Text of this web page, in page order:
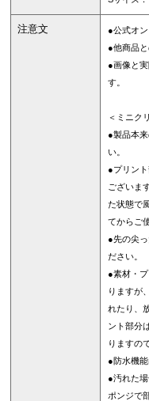
注意文
●公式オ
●他商品と
●画像と
す。
＜ミニク
●製品本
い。
●プリン
ございま
た状態で
てからご
●先の尖
ださい。
●素材・
りますが
れたり、
ント部分
りますの
●防水機
●汚れた
ポンジで